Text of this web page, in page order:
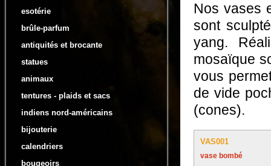
esotérie
brûle-parfum
antiquités et brocante
statues
animaux
tentures - plaids et sacs
indiens nord-américains
bijouterie
calendriers
bougeoirs
Nos vases
sont
yang.
mosaïque
vous
de vide
(cones).
VAS001
vase bombé